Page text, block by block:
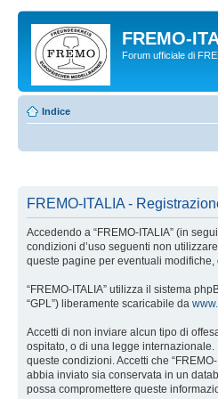
FREMO-
Forum ufficiale di
Indice
FREMO-ITALIA -
Accedendo a “FREMO-ITALIA” (in
condizioni d’uso seguenti non
queste pagine per eventuali modifiche,
“FREMO-ITALIA” utilizza il sistema
“GPL”) liberamente scaricabile da
Accetti di non inviare alcun tipo di
ospitato, o di una legge
queste condizioni. Accetti che
abbia inviato sia conservata in un
possa compromettere queste